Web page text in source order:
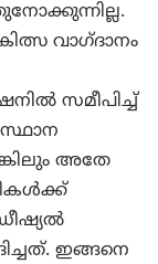
വാഗ്ദാനം
സമീപിച്ച്
അതേ
ഇങ്ങനെ